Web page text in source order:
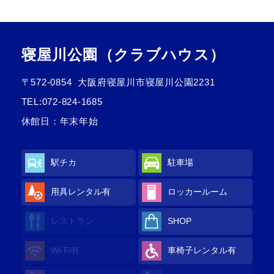
寝屋川公園（クラブハウス）
〒572-0854
大阪府寝屋川市寝屋川公園2231
TEL:072-824-1685
休館日：年末年始
駅チカ 駐車場
用具レンタル有 ロッカールーム
レストラン SHOP
Wi-Fi有 車椅子レンタル有